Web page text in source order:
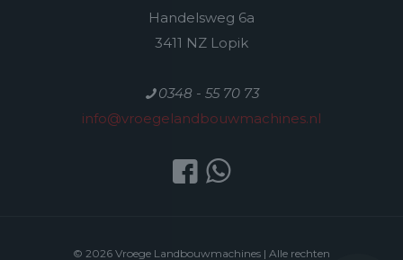
Handelsweg 6a
3411 NZ Lopik
0348 - 55 70 73
info@vroegelandbouwmachines.nl
© 2026 Vroege Landbouwmachines | Alle rechten